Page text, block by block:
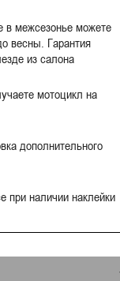
в межсезонье можете
весны. Гарантия
из салона
мотоцикл на
дополнительного
при наличии наклейки